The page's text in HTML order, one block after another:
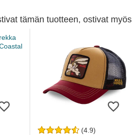
tämän tuotteen, ostivat myös
(4.9)